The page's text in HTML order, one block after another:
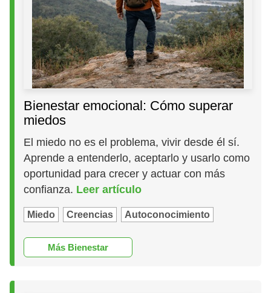
Bienestar emocional: Cómo superar
miedos
El miedo no es el problema, vivir desde él sí.
Aprende a entenderlo, aceptarlo y usarlo como
oportunidad para crecer y actuar con más
confianza. Leer artículo
Miedo Creencias Autoconocimiento
Más Bienestar